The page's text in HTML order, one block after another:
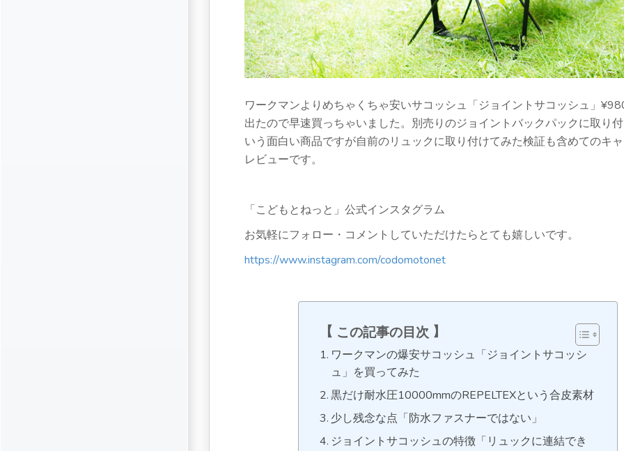
ワークマンよりめちゃくちゃ安いサコッシュ「ジョイントサコッシュ」
出たので早速買っちゃいました。別売りのジョイントバックパックに取り
いう面白い商品ですが自前のリュックに取り付けてみた検証も含めてのキ
レビューです。
「こどもとねっと」公式インスタグラム
お気軽にフォロー・コメントしていただけたらとても嬉しいです。
https://www.instagram.com/codomotonet
この記事の目次
ワークマンの爆安サコッシュ「ジョイントサコッシ
ュ」を買ってみた
黒だけ耐水圧10000mmのREPELTEXという合皮素材
少し残念な点「防水ファスナーではない」
ジョイントサコッシュの特徴「リュックに連結でき